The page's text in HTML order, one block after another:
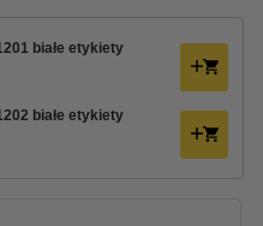
białe etykiety
białe etykiety